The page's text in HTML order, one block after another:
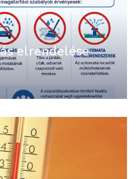
elrendelése